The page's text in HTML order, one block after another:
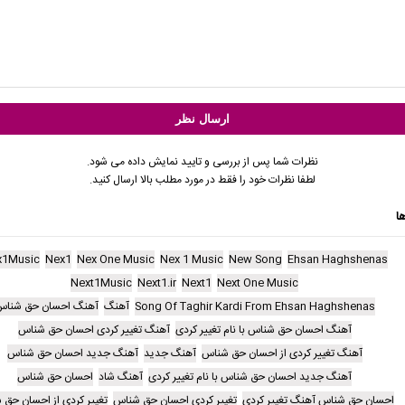
نظرات شما پس از بررسی و تایید نمایش داده می شود.
لطفا نظرات خود را فقط در مورد مطلب بالا ارسال کنید.
Ehsan Haghshenas
New Song
Nex 1 Music
Nex One Music
Nex1
Next One Music
Next1
Next1.ir
Next1Music
Song Of Taghir Kardi From Ehsan Haghshenas آهنگ آهنگ احسان حق
آهنگ احسان حق شناس با نام تغییر کردی آهنگ تغییر کردی احسان حق شناس
آهنگ تغییر کردی از احسان حق شناس آهنگ جدید آهنگ جدید احسان حق شناس
آهنگ جدید احسان حق شناس با نام تغییر کردی آهنگ شاد احسان حق شناس
احسان حق شناس آهنگ تغییر کردی تغییر کردی احسان حق شناس تغییر کردی از احسان